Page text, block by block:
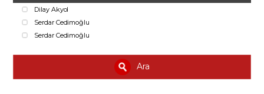
Dilay Akyol
Serdar Cedimoğlu
Serdar Cedimoğlu
Ara